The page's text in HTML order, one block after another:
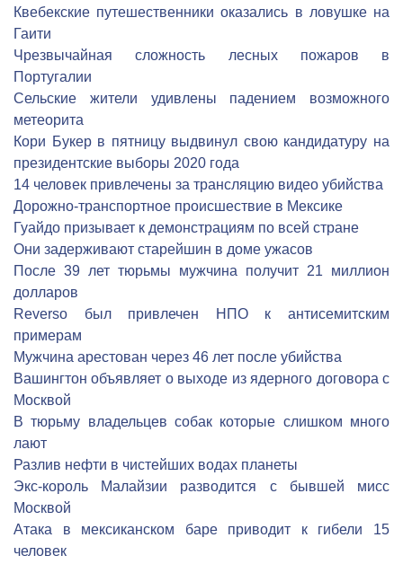
Квебекские путешественники оказались в ловушке на
Гаити
Чрезвычайная сложность лесных пожаров в
Португалии
Сельские жители удивлены падением возможного
метеорита
Кори Букер в пятницу выдвинул свою кандидатуру на
президентские выборы 2020 года
14 человек привлечены за трансляцию видео убийства
Дорожно-транспортное происшествие в Мексике
Гуайдо призывает к демонстрациям по всей стране
Они задерживают старейшин в доме ужасов
После 39 лет тюрьмы мужчина получит 21 миллион
долларов
Reverso был привлечен НПО к антисемитским
примерам
Мужчина арестован через 46 лет после убийства
Вашингтон объявляет о выходе из ядерного договора с
Москвой
В тюрьму владельцев собак которые слишком много
лают
Разлив нефти в чистейших водах планеты
Экс-король Малайзии разводится с бывшей мисс
Москвой
Атака в мексиканском баре приводит к гибели 15
человек